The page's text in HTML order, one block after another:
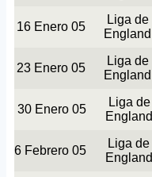
16 Enero 05
Liga de
England
23 Enero 05
Liga de
England
30 Enero 05
Liga de
England
6 Febrero 05
Liga de
England